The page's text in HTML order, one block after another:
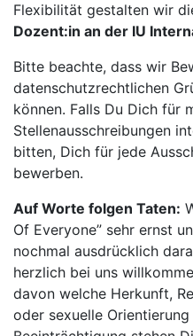
Flexibilität gestalten wir
Dozent:in an der IU
Bitte beachte, dass wir
datenschutzrechtlichen
können. Falls Du Dich für
Stellenausschreibungen
bitten, Dich für jede
bewerben.
Auf Worte folgen Taten:
Of Everyone” sehr ernst
nochmal ausdrücklich
herzlich bei uns
davon welche Herkunft,
oder sexuelle